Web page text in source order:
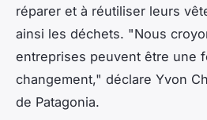
réparer et à réutiliser leurs
ainsi les déchets. "Nous
entreprises peuvent être une
changement," déclare Yvon
de Patagonia.